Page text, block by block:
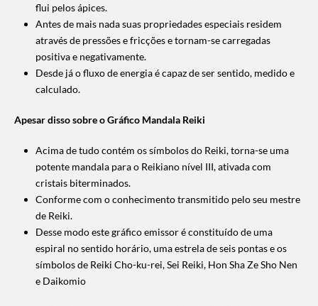
flui pelos ápices.
Antes de mais nada suas propriedades especiais residem
através de pressões e fricções e tornam-se carregadas
positiva e negativamente.
Desde já o fluxo de energia é capaz de ser sentido, medido e
calculado.
Apesar disso sobre o Gráfico Mandala Reiki
Acima de tudo contém os símbolos do Reiki, torna-se uma
potente mandala para o Reikiano nível III, ativada com
cristais biterminados.
Conforme com o conhecimento transmitido pelo seu mestre
de Reiki.
Desse modo este gráfico emissor é constituído de uma
espiral no sentido horário, uma estrela de seis pontas e os
símbolos de Reiki Cho-ku-rei, Sei Reiki, Hon Sha Ze Sho Nen
e Daikomio